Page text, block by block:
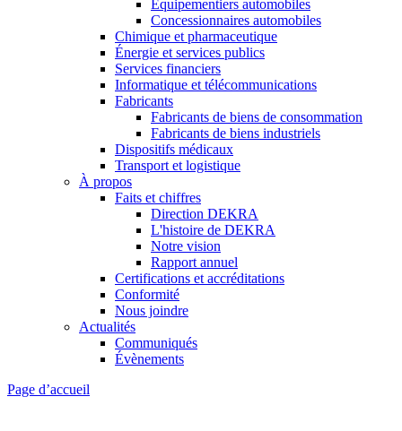
Équipementiers automobiles
Concessionnaires automobiles
Chimique et pharmaceutique
Énergie et services publics
Services financiers
Informatique et télécommunications
Fabricants
Fabricants de biens de consommation
Fabricants de biens industriels
Dispositifs médicaux
Transport et logistique
À propos
Faits et chiffres
Direction DEKRA
L'histoire de DEKRA
Notre vision
Rapport annuel
Certifications et accréditations
Conformité
Nous joindre
Actualités
Communiqués
Évènements
Page d’accueil